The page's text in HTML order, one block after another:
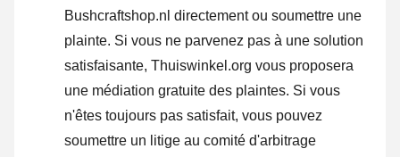
Bushcraftshop.nl directement ou soumettre une
plainte. Si vous ne parvenez pas à une solution
satisfaisante, Thuiswinkel.org vous proposera
une médiation gratuite des plaintes. Si vous
n'êtes toujours pas satisfait, vous pouvez
soumettre un litige au comité d'arbitrage